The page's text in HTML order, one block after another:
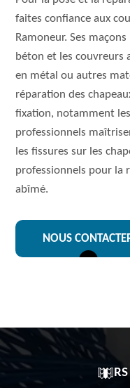
faites confiance aux
Ramoneur. Ses
béton et les couvreurs
en métal ou autres
réparation des
fixation, notamment
professionnels
les fissures sur les
professionnels pour la
abîmé.
NOUS